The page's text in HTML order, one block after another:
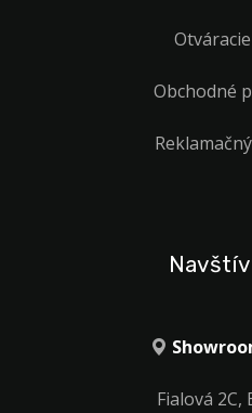
Obchodné
Fialová 2C,